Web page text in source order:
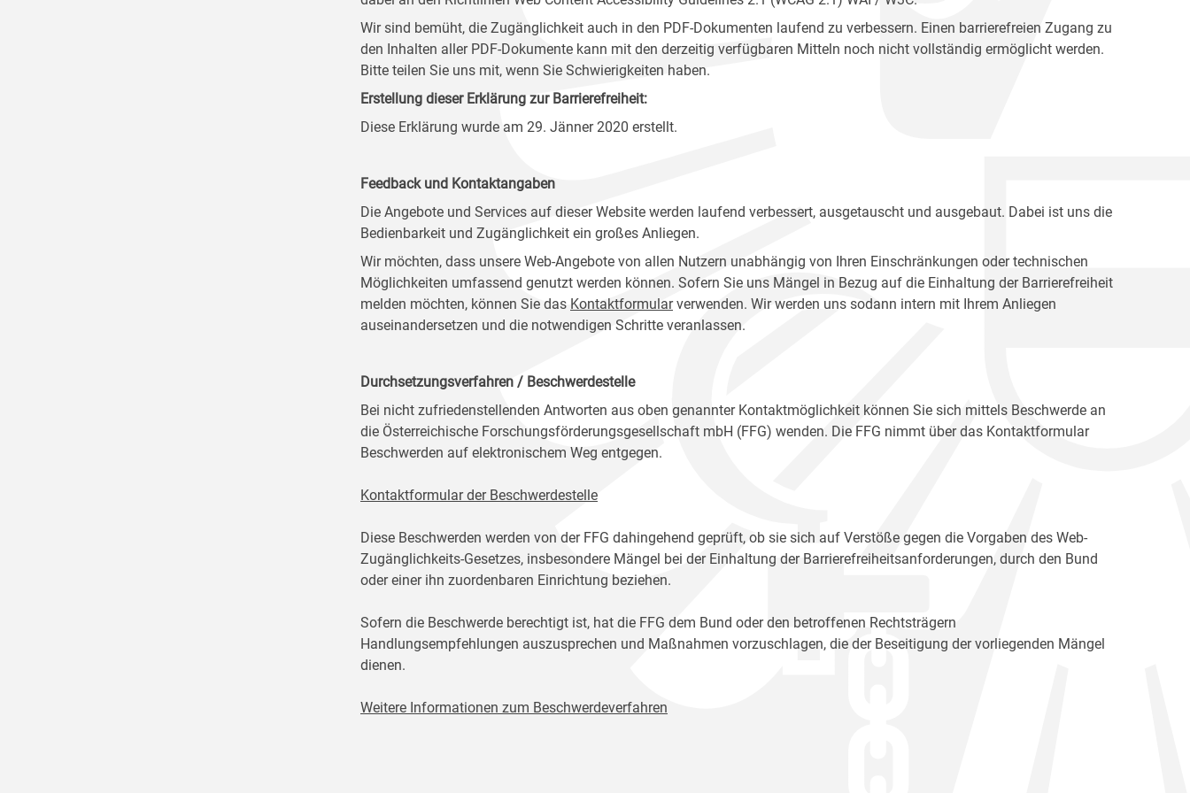
Wir sind bemüht, die Zugänglichkeit auch in den PDF-Dokumenten laufend zu verbessern. Einen barrierefreien Zugang zu
den Inhalten aller PDF-Dokumente kann mit den derzeitig verfügbaren Mitteln noch nicht vollständig ermöglicht werden.
Bitte teilen Sie uns mit, wenn Sie Schwierigkeiten haben.
Erstellung dieser Erklärung zur Barrierefreiheit:
Diese Erklärung wurde am 29. Jänner 2020 erstellt.
Feedback und Kontaktangaben
Die Angebote und Services auf dieser Website werden laufend verbessert, ausgetauscht und ausgebaut. Dabei ist uns die
Bedienbarkeit und Zugänglichkeit ein großes Anliegen.
Wir möchten, dass unsere Web-Angebote von allen Nutzern unabhängig von Ihren Einschränkungen oder technischen
Möglichkeiten umfassend genutzt werden können. Sofern Sie uns Mängel in Bezug auf die Einhaltung der Barrierefreiheit
melden möchten, können Sie das Kontaktformularverwenden. Wir werden uns sodann intern mit Ihrem Anliegen
auseinandersetzen und die notwendigen Schritte veranlassen.
Durchsetzungsverfahren / Beschwerdestelle
Bei nicht zufriedenstellenden Antworten aus oben genannter Kontaktmöglichkeit können Sie sich mittels Beschwerde an
die Österreichische Forschungsförderungsgesellschaft mbH (FFG) wenden. Die FFG nimmt über das Kontaktformular
Beschwerden auf elektronischem Weg entgegen.
Kontaktformular der Beschwerdestelle
Diese Beschwerden werden von der FFG dahingehend geprüft, ob sie sich auf Verstöße gegen die Vorgaben des Web-
Zugänglichkeits-Gesetzes, insbesondere Mängel bei der Einhaltung der Barrierefreiheitsanforderungen, durch den Bund
oder einer ihn zuordenbaren Einrichtung beziehen.
Sofern die Beschwerde berechtigt ist, hat die FFG dem Bund oder den betroffenen Rechtsträgern
Handlungsempfehlungen auszusprechen und Maßnahmen vorzuschlagen, die der Beseitigung der vorliegenden Mängel
dienen.
Weitere Informationen zum Beschwerdeverfahren